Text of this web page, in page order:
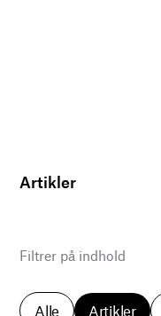
Artikler
Filtrer på indhold
Alle Artikler